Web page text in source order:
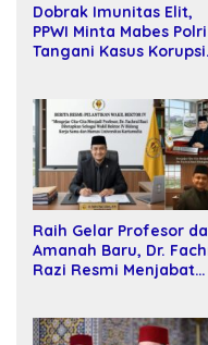
Dobrak Imunitas Elit,
PPWI Minta Mabes Polri
Tangani Kasus Korupsi
Raih Gelar Profesor
Amanah Baru, Dr.
Razi Resmi Menjabat